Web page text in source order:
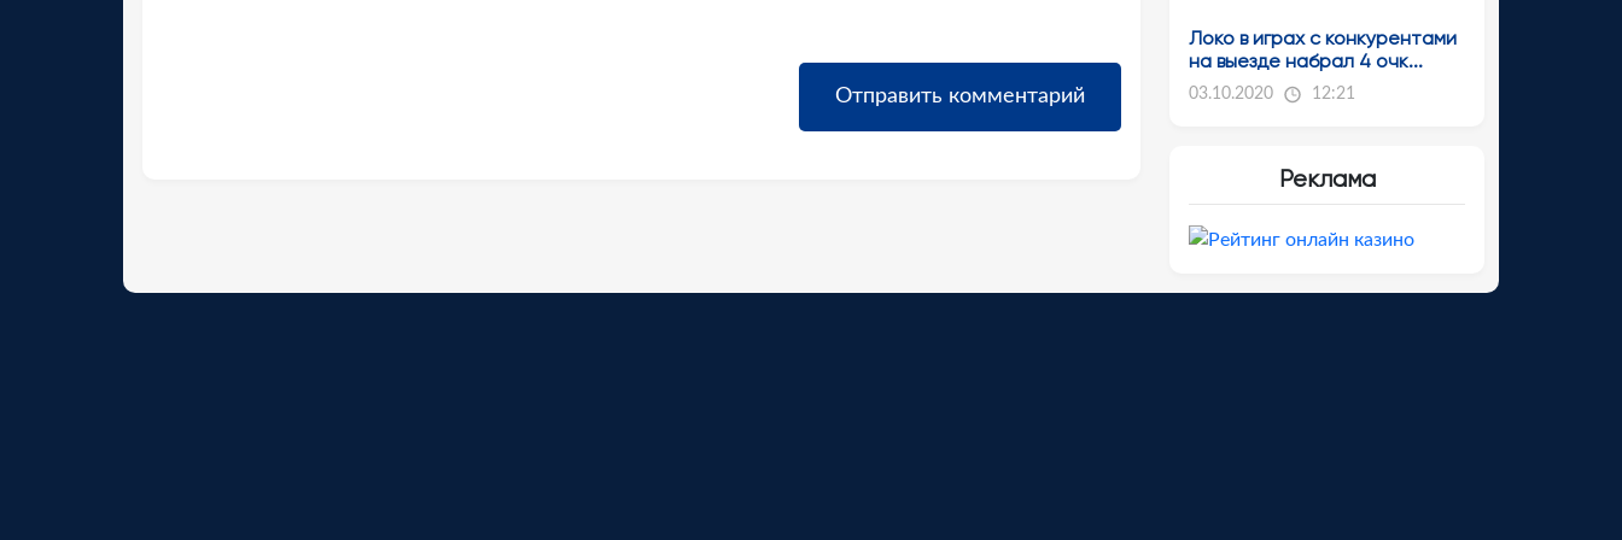
Локо в играх с конкурентами
на выезде набрал 4 очк...
03.10.2020 12:21
Реклама